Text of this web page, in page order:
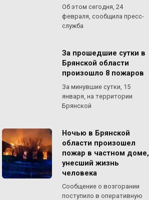
Об этом сегодня, 24
февраля, сообщила пресс-
служба
За прошедшие сутки в
Брянской области
произошло 8 пожаров
За минувшие сутки, 15
января, на территории
Брянской
Ночью в Брянской
области произошел
пожар в частном доме,
унесший жизнь
человека
Сообщение о возгорании
поступило в оперативную